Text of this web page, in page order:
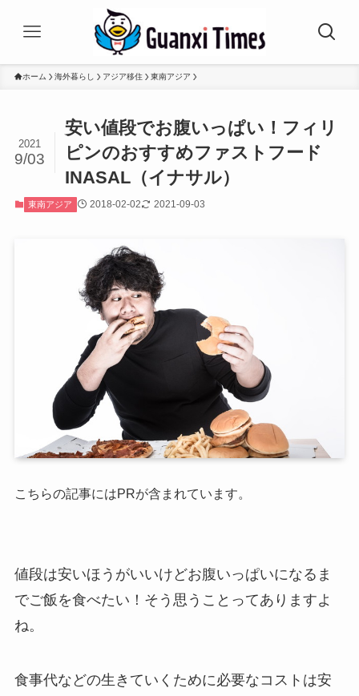
ホーム 海外暮らし アジア移住 東南アジア
安い値段でお腹いっぱい！フィリ
ピンのおすすめファストフード
INASAL（イナサル）
2021
9/03
東南アジア 2018-02-02 2021-09-03
こちらの記事にはPRが含まれています。
値段は安いほうがいいけどお腹いっぱいになるま
でご飯を食べたい！そう思うことってありますよ
ね。
食事代などの生きていくために必要なコストは安